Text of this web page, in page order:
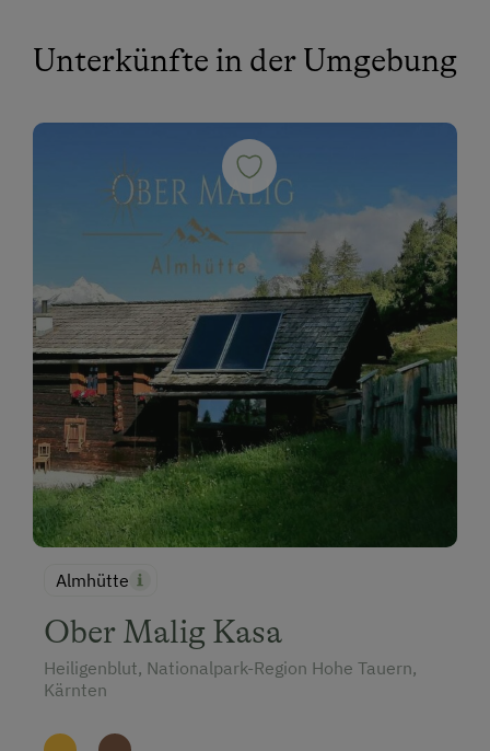
Unterkünfte in der Umgebung
Almhütte
Ober Malig Kasa
Heiligenblut, Nationalpark-Region Hohe Tauern,
Kärnten